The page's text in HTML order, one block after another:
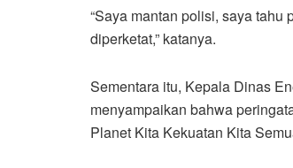
“Saya mantan polisi, saya
diperketat,” katanya.
Sementara itu, Kepala Dinas
menyampaikan bahwa
Planet Kita Kekuatan Kita